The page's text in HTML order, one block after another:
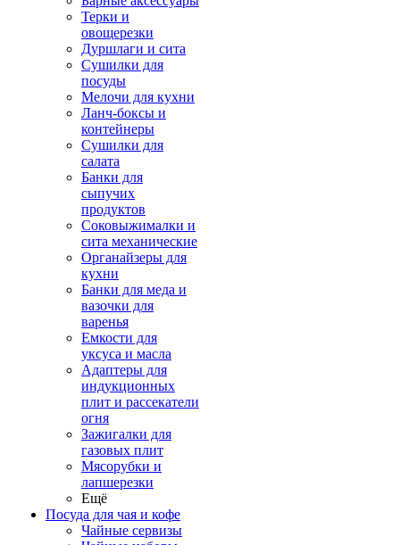
Терки и
овощерезки
Дуршлаги и сита
Сушилки для
посуды
Мелочи для кухни
Ланч-боксы и
контейнеры
Сушилки для
салата
Банки для
сыпучих
продуктов
Соковыжималки и
сита механические
Органайзеры для
кухни
Банки для меда и
вазочки для
варенья
Емкости для
уксуса и масла
Адаптеры для
индукционных
плит и рассекатели
огня
Зажигалки для
газовых плит
Мясорубки и
лапшерезки
Ещё
Посуда для чая и кофе
Чайные сервизы